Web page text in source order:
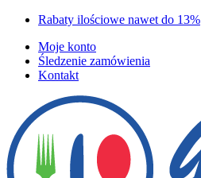
Skip
navigation
Skip
content
Rabaty ilościowe nawet do 13%
Moje konto
Śledzenie zamówienia
Kontakt